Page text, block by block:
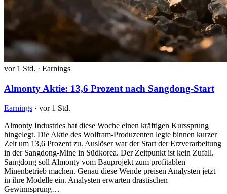
vor 1 Std. · Earnings
Almonty Aktie: 13,6 Prozent nach Sangdong-Start
Earnings · vor 1 Std.
Almonty Industries hat diese Woche einen kräftigen Kurssprung
hingelegt. Die Aktie des Wolfram-Produzenten legte binnen kurzer
Zeit um 13,6 Prozent zu. Auslöser war der Start der Erzverarbeitung
in der Sangdong-Mine in Südkorea. Der Zeitpunkt ist kein Zufall.
Sangdong soll Almonty vom Bauprojekt zum profitablen
Minenbetrieb machen. Genau diese Wende preisen Analysten jetzt
in ihre Modelle ein. Analysten erwarten drastischen
Gewinnsprung…